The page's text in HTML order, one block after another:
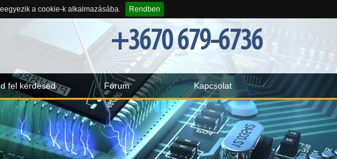
a cookie-k alkalmazásába. Rendben
+3670 679-6736
fel kérdésed Fórum Kapcsolat